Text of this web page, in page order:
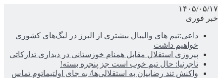
۱۴۰۵/۰۵/۱۷
خبر فوری
داعی:تیم های والیبال بیشتری از البرز در لیگ‌های کشوری
خواهیم داشت
پیروزی استقلال مقابل همنام خوزستانی در دیداری تدارکاتی
تاجرنیا: حال تیم خوب است جز پنجره بسته!
واکنش تند رضاییان به استقلالی‌ها/ به جای اولتیماتوم تماس